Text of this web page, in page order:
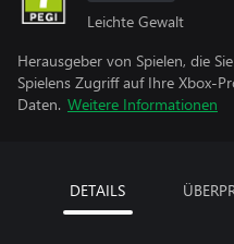
Leichte Gewalt
Herausgeber von Spielen, die
Spielens Zugriff auf Ihre Xbox-
Daten. Weitere Informationen
DETAILS